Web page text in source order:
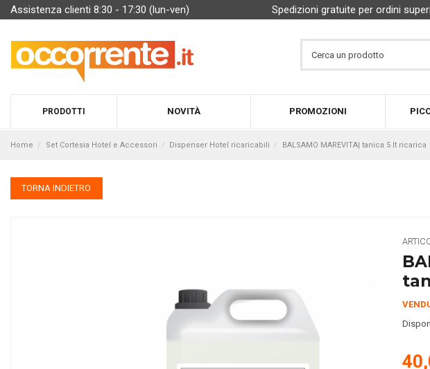
Assistenza clienti 8:30 - 17:30 (lun-ven) Spedizioni gratuite per ordini
PRODOTTI NOVITÀ PROMOZIONI
Home Set Cortesia Hotel e Accessori Dispenser Hotel ricaricabili BALSAMO MAREVITA| tanica 5 lt ricarica
TORNA INDIETRO